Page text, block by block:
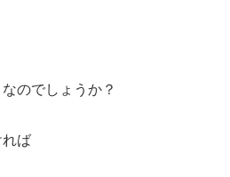
のでしょうか？
ば